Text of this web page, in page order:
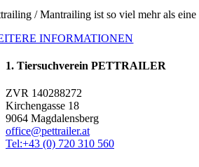
/ Mantrailing ist so viel mehr als
INFORMATIONEN
1. Tiersuchverein PETTRAILER
ZVR 140288272
Kirchengasse 18
9064 Magdalensberg
office@pettrailer.at
Tel:+43 (0) 720 310 560